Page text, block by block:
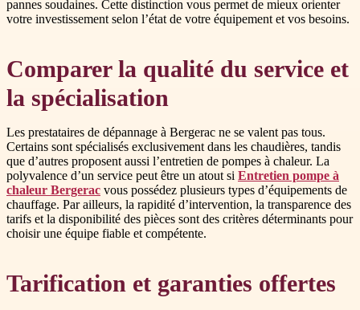
pannes soudaines. Cette distinction vous permet de mieux orienter
votre investissement selon l’état de votre équipement et vos besoins.
Comparer la qualité du service et
la spécialisation
Les prestataires de dépannage à Bergerac ne se valent pas tous.
Certains sont spécialisés exclusivement dans les chaudières, tandis
que d’autres proposent aussi l’entretien de pompes à chaleur. La
polyvalence d’un service peut être un atout si Entretien pompe à
chaleur Bergerac vous possédez plusieurs types d’équipements de
chauffage. Par ailleurs, la rapidité d’intervention, la transparence des
tarifs et la disponibilité des pièces sont des critères déterminants pour
choisir une équipe fiable et compétente.
Tarification et garanties offertes